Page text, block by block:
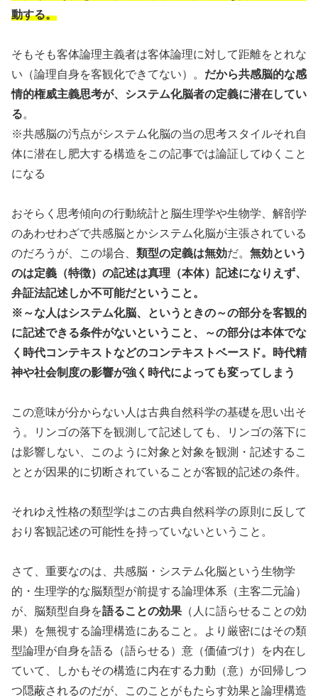
動する。
そもそも客体論理主義者は客体論理に対して距離をとれな
い（論理自身を客観化できてない）。 だから共感脳的な感
情的権威主義思考が、システム化脳者の定義に潜在してい
る。
※共感脳の汚点がシステム化脳の当の思考スタイルそれ自
体に潜在し肥大する構造をこの記事では論証してゆくこと
になる
おそらく思考傾向の行動統計と脳生理学や生物学、解剖学
のあわせわざで共感脳とかシステム化脳が主張されている
のだろうが、この場合、 類型の定義は無効だ。 無効という
のは定義（特徴）の記述は真理（本体）記述になりえず、
弁証法記述しか不可能だということ。
※～な人はシステム化脳、というときの～の部分を客観的
に記述できる条件がないということ、～の部分は本体でな
く時代コンテキストなどのコンテキストベースド。時代精
神や社会制度の影響が強く時代によっても変ってしまう
この意味が分からない人は古典自然科学の基礎を思い出そ
う。リンゴの落下を観測して記述しても、リンゴの落下に
は影響しない、このように対象と対象を観測・記述するこ
ととが因果的に切断されていることが客観的記述の条件。
それゆえ性格の類型学はこの古典自然科学の原則に反して
おり客観記述の可能性を持っていないということ。
さて、重要なのは、共感脳・システム化脳という生物学
的・生理学的な脳類型が前提する論理体系（主客二元論）
が、脳類型自身を語ることの効果 （人に語らせることの効
果）を無視する論理構造にあること。より厳密にはその類
型論理が自身を語る（語らせる）意（価値づけ）を内在し
ていて、しかもその構造に内在する力動（意）が回帰しつ
つ隠蔽されるのだが、このことがもたらす効果と論理構造